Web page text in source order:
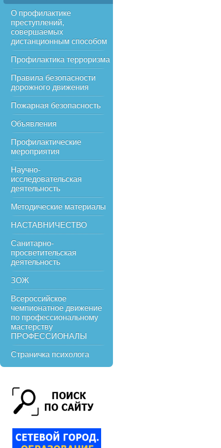
О профилактике
преступлений,
совершаемых
дистанционным способом
Профилактика терроризма
Правила безопасности
дорожного движения
Пожарная безопасность
Объявления
Профилактические
мероприятия
Научно-
исследовательская
деятельность
Методические материалы
НАСТАВНИЧЕСТВО
Санитарно-
просветительская
деятельность
ЗОЖ
Всероссийское
чемпионатное движение
по профессиональному
мастерству
ПРОФЕССИОНАЛЫ
Страничка психолога